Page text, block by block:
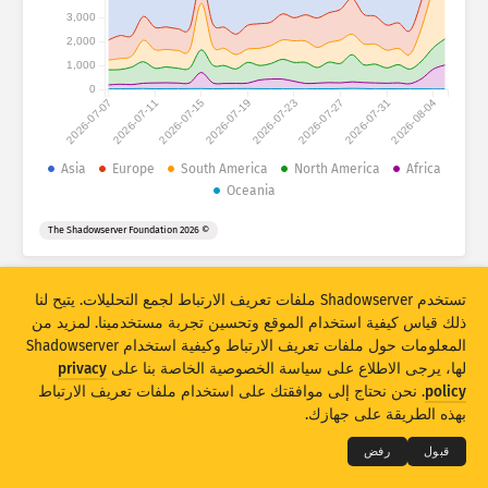
Attack statistics: Devices
مساعدة
الدول
مجموعة البيانات
الحد
متراكب
إعادة ضبط
تنزيل بتنسيق PNG
2026-07-072026-07-112026-07-152026-07-192026-07-232026-07-272026-07-312026-08-04
0
1,000
2,000
3,000
Asia Europe South America North America
Africa
Oceania
© 2026 The Shadowserver Foundation
© 2026
THE SHADOWSERVER FOUNDATION
الخصوصية والشروط
الاتصال بنا الاعتمادات
تستخدم Shadowserver ملفات تعريف الارتباط لجمع التحليلات. يتيح لنا
ذلك قياس كيفية استخدام الموقع وتحسين تجربة مستخدمينا. لمزيد من
المعلومات حول ملفات تعريف الارتباط وكيفية استخدام Shadowserver
لها، يرجى الاطلاع على سياسة الخصوصية الخاصة بنا على privacy
policy. نحن نحتاج إلى موافقتك على استخدام ملفات تعريف الارتباط
بهذه الطريقة على جهازك.
قبول رفض